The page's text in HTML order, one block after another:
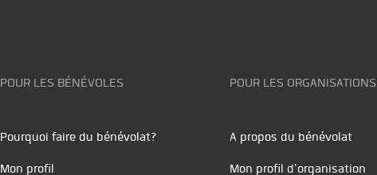
POUR LES BÉNÉVOLES
Pourquoi faire du bénévolat?
Mon profil
POUR LES ORGANISATIONS
A propos du bénévolat
Mon profil d'organisation